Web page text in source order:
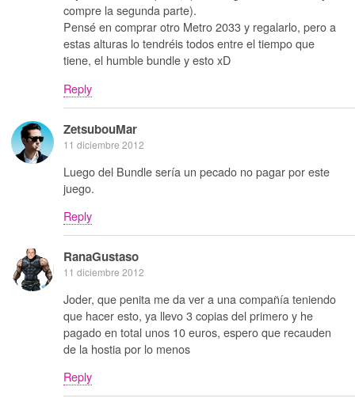
compre la segunda parte).
Pensé en comprar otro Metro 2033 y regalarlo, pero a
estas alturas lo tendréis todos entre el tiempo que
tiene, el humble bundle y esto xD
Reply
ZetsubouMar
11 diciembre 2012
Luego del Bundle sería un pecado no pagar por este
juego.
Reply
RanaGustaso
11 diciembre 2012
Joder, que penita me da ver a una compañía teniendo
que hacer esto, ya llevo 3 copias del primero y he
pagado en total unos 10 euros, espero que recauden
de la hostia por lo menos
Reply